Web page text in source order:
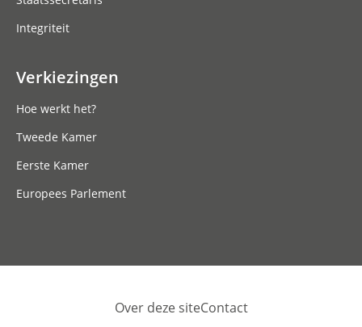
Integriteit
Verkiezingen
Hoe werkt het?
Tweede Kamer
Eerste Kamer
Europees Parlement
Over deze siteContact